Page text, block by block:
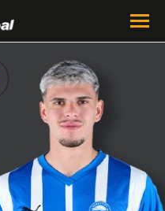
محتوى إخباري
الرئيسية
أخبار
مباريات